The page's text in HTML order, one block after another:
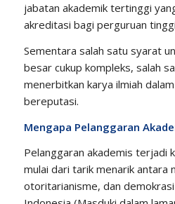
jabatan akademik tertinggi
akreditasi bagi perguruan
Sementara salah satu syarat
besar cukup kompleks, salah
menerbitkan karya ilmiah
bereputasi.
Mengapa Pelanggaran
Pelanggaran akademis terjadi
mulai dari tarik menarik antara
otoritarianisme, dan